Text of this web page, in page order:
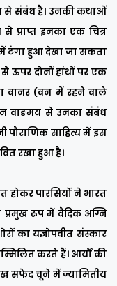
से संबंध है। उनकी कथाओं
प्राप्त इनका एक चित्र
टंगा हुआ देखा जा सकता
ऊपर दोनों हांथों पर एक
वानर (वन में रहने वाले
वाङमय से उनका संबंध
पौराणिक साहित्य में इस
रखा हुआ है।
होकर पारसियों ने भारत
प्रमुख रूप में वैदिक अग्नि
का यज्ञोपवीत संस्कार
करते हैं। आर्यों की
सफेद चूने में ज्यामितीय